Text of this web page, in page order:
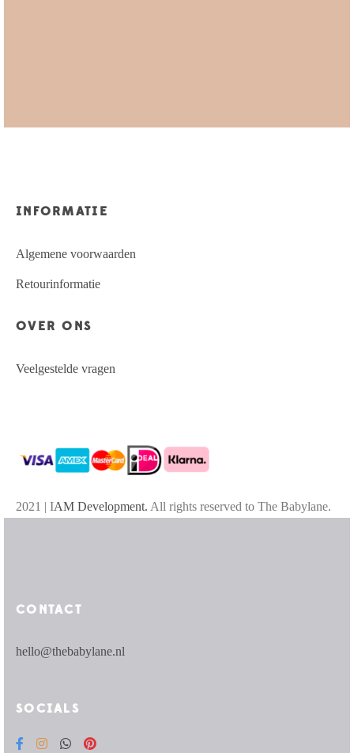
INFORMATIE
Algemene voorwaarden
Retourinformatie
OVER ONS
Veelgestelde vragen
2021 | IAM Development. All rights reserved to The Babylane.
CONTACT
hello@thebabylane.nl
SOCIALS